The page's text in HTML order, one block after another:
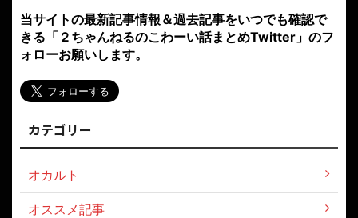
当サイトの最新記事情報＆過去記事をいつでも確認で
きる「２ちゃんねるのこわーい話まとめTwitter」のフ
ォローお願いします。
カテゴリー
オカルト
オススメ記事